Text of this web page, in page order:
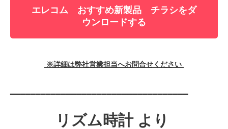
エレコム おすすめ新製品 チラシをダ
ウンロードする
※詳細は弊社営業担当へお問合せください
━━━━━━━━━━━━━━━━━━━━━━━━━━━━━━━━━━━
リズム時計 より